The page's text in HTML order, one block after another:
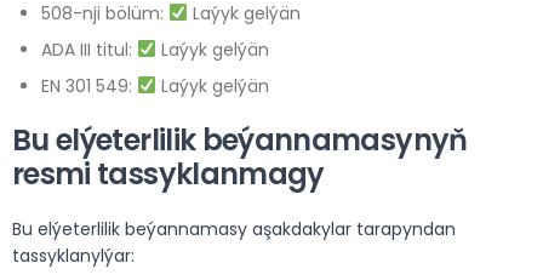
508-nji bölüm:
Laýyk gelýän
ADA III titul:
Laýyk gelýän
EN 301 549:
Laýyk gelýän
Bu elýeterlilik beýannamasynyň
resmi tassyklanmagy
Bu elýeterlilik beýannamasy aşakdakylar tarapyndan
tassyklanylýar: